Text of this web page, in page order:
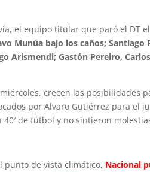
el equipo titular que paró el DT
Munúa bajo los caños; Santiago
Arismendi; Gastón Pereiro,
crecen las posibilidades
por Alvaro Gutiérrez para el
40′ de fútbol y no sintieron
punto de vista climático, Nacional